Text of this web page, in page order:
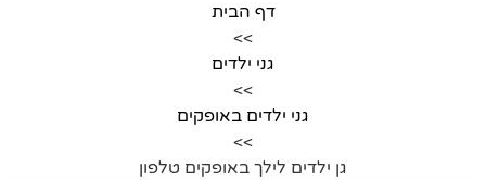
דף הבית
>>
גני ילדים
>>
גני ילדים באופקים
>>
גן ילדים לילך באופקים טלפון